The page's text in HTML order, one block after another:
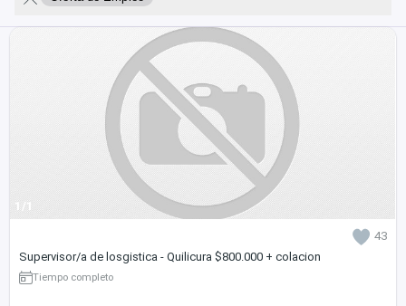
1/1
43
Supervisor/a de losgistica - Quilicura $800.000 + colacion
Tiempo completo